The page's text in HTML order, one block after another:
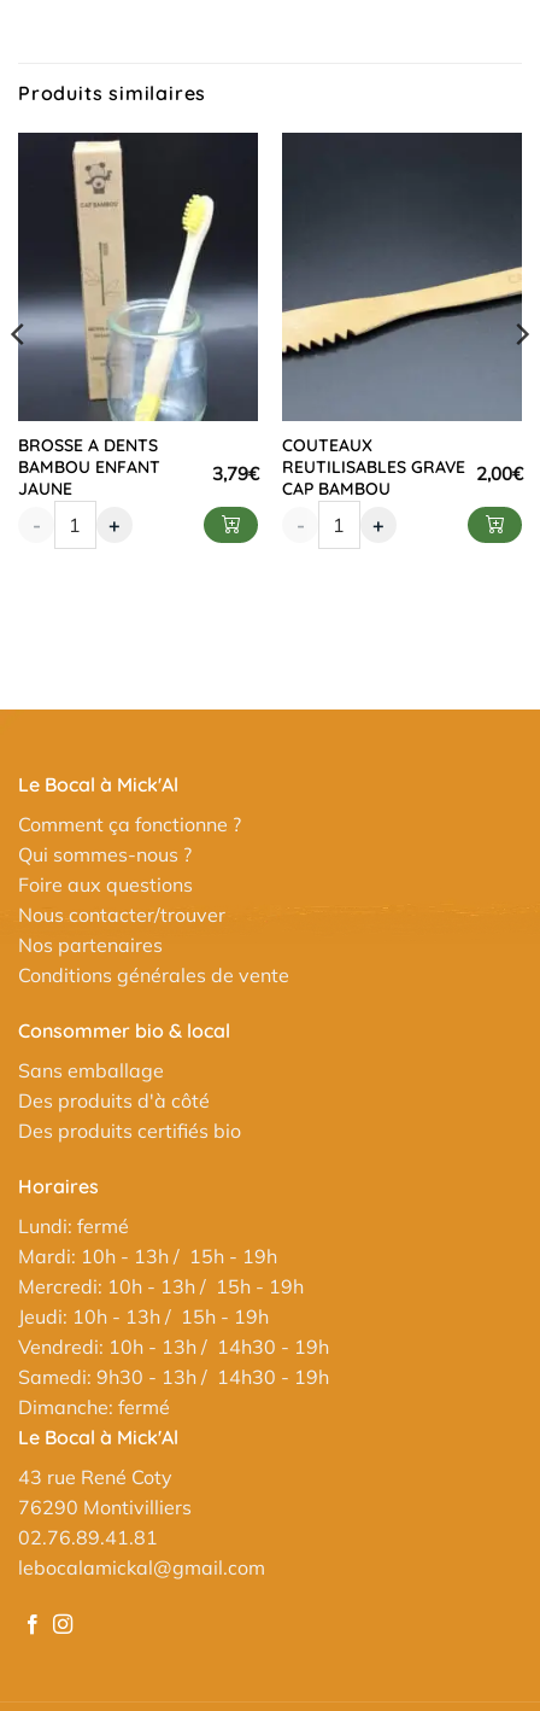
Produits similaires
BROSSE A DENTS
BAMBOU ENFANT
JAUNE
3,79€
- +
COUTEAUX
REUTILISABLES GRAVE
CAP BAMBOU
2,00€
- +
Le Bocal à Mick'Al
Comment ça fonctionne ?
Qui sommes-nous ?
Foire aux questions
Nous contacter/trouver
Nos partenaires
Conditions générales de vente
Consommer bio & local
Sans emballage
Des produits d'à côté
Des produits certifiés bio
Horaires
Lundi: fermé
Mardi: 10h - 13h / 15h - 19h
Mercredi: 10h - 13h / 15h - 19h
Jeudi: 10h - 13h / 15h - 19h
Vendredi: 10h - 13h / 14h30 - 19h
Samedi: 9h30 - 13h / 14h30 - 19h
Dimanche: fermé
Le Bocal à Mick'Al
43 rue René Coty
76290 Montivilliers
02.76.89.41.81
lebocalamickal@gmail.com